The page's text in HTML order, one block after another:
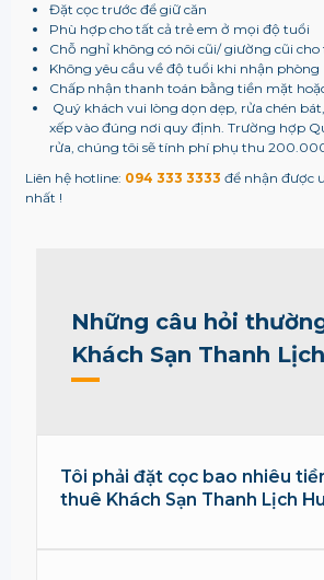
Đặt cọc trước để giữ căn
Phù hợp cho tất cả trẻ em ở mọi độ tuổi
Chỗ nghỉ không có nôi cũi/ giường cũi cho
Không yêu cầu về độ tuổi khi nhận phòng
Chấp nhận thanh toán bằng tiền mặt
Quý khách vui lòng dọn dẹp, rửa chén
xếp vào đúng nơi quy định. Trường hợp
rửa, chúng tôi sẽ tính phí phụ thu
Liên hệ hotline: 094 333 3333 để nhận được
nhất !
Những câu hỏi
Khách Sạn Thanh
Tôi phải đặt cọc bao nhiêu
thuê Khách Sạn Thanh Lịch